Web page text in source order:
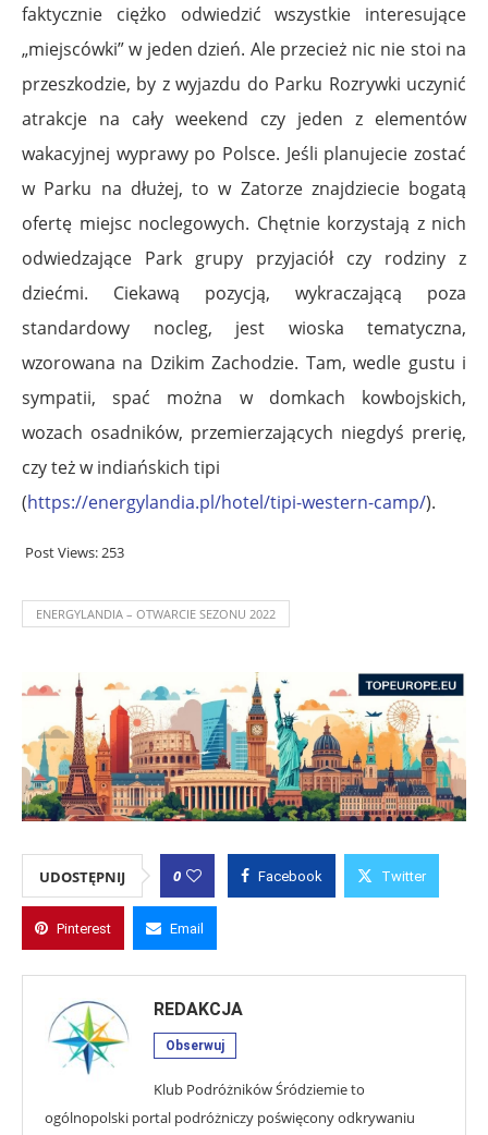
faktycznie ciężko odwiedzić wszystkie interesujące
„miejscówki” w jeden dzień. Ale przecież nic nie stoi na
przeszkodzie, by z wyjazdu do Parku Rozrywki uczynić
atrakcje na cały weekend czy jeden z elementów
wakacyjnej wyprawy po Polsce. Jeśli planujecie zostać
w Parku na dłużej, to w Zatorze znajdziecie bogatą
ofertę miejsc noclegowych. Chętnie korzystają z nich
odwiedzające Park grupy przyjaciół czy rodziny z
dziećmi. Ciekawą pozycją, wykraczającą poza
standardowy nocleg, jest wioska tematyczna,
wzorowana na Dzikim Zachodzie. Tam, wedle gustu i
sympatii, spać można w domkach kowbojskich,
wozach osadników, przemierzających niegdyś prerię,
czy też w indiańskich tipi
(https://energylandia.pl/hotel/tipi-western-camp/).
Post Views:253
ENERGYLANDIA – OTWARCIE SEZONU 2022
UDOSTĘPNIJ 0 Facebook Twitter
Pinterest Email
REDAKCJA
Obserwuj
Klub Podróżników Śródziemie to
ogólnopolski portal podróżniczy poświęcony odkrywaniu